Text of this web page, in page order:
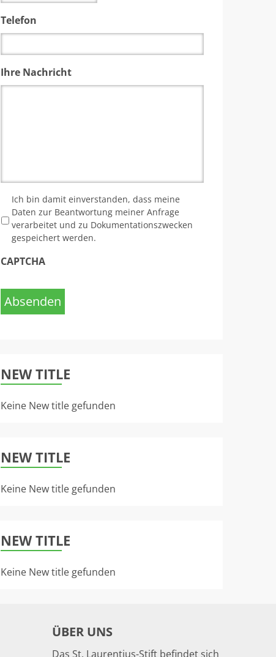
Telefon
Ihre Nachricht
Ich bin damit einverstanden, dass meine
Daten zur Beantwortung meiner Anfrage
verarbeitet und zu Dokumentationszwecken
gespeichert werden.
CAPTCHA
Absenden
NEW TITLE
Keine New title gefunden
NEW TITLE
Keine New title gefunden
NEW TITLE
Keine New title gefunden
ÜBER UNS
Das St. Laurentius-Stift befindet sich